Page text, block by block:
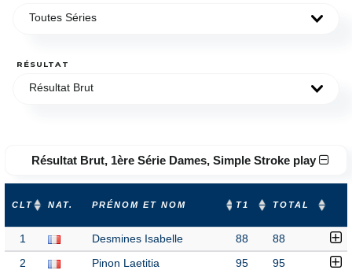
Toutes Séries
RÉSULTAT
Résultat Brut
Résultat Brut, 1ère Série Dames, Simple Stroke play
CLT NAT. PRÉNOM ET NOM T1 TOTAL
1 Desmines Isabelle 88 88
2 Pinon Laetitia 95 95